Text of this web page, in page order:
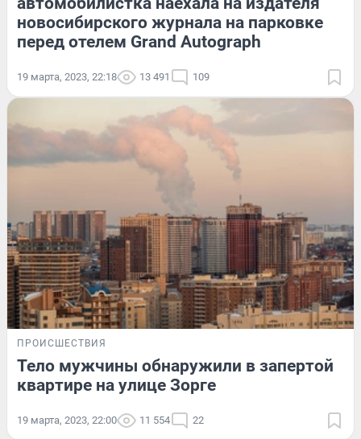
новосибирского журнала на парковке
перед отелем Grand Autograph
19 марта, 2023, 22:18 13 491 109
ПРОИСШЕСТВИЯ
Тело мужчины обнаружили в запертой
квартире на улице Зорге
19 марта, 2023, 22:00 11 554 22